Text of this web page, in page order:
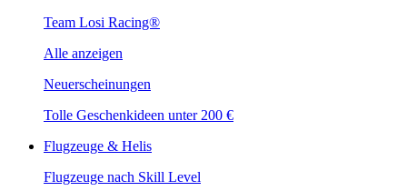
Team Losi Racing®
Alle anzeigen
Neuerscheinungen
Tolle Geschenkideen unter 200 €
Flugzeuge & Helis
Flugzeuge nach Skill Level